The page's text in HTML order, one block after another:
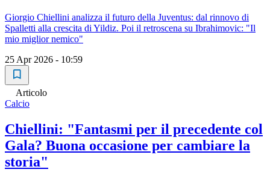
Giorgio Chiellini analizza il futuro della Juventus: dal rinnovo di
Spalletti alla crescita di Yildiz. Poi il retroscena su Ibrahimovic: "Il
mio miglior nemico"
25 Apr 2026 - 10:59
Articolo
Calcio
Chiellini: "Fantasmi per il precedente col
Gala? Buona occasione per cambiare la
storia"